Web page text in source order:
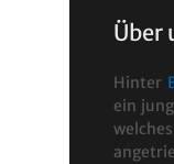
Über
Hinter
ein